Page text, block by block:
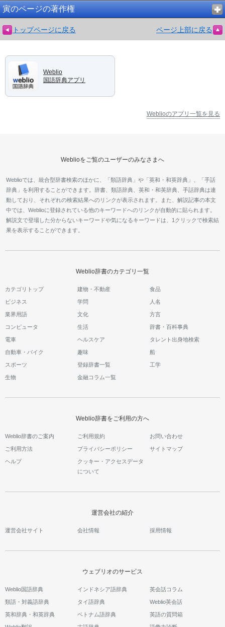
寅のページの著作権
トップページに戻る ページ上部に戻る
Weblio
国語辞典アプリ
Weblioのアプリ一覧を見る
Weblioをご覧のユーザーのみなさまへ
Weblioでは、統合型辞書検索のほかに、「類語辞典」や「英和・和英辞典」、「手話
辞典」を利用することができます。辞書、類語辞典、英和・和英辞典、手話辞典は連
動しており、それぞれの検索結果へのリンクが表示されます。また、解説記事の本文
中では、Weblioに登録されている他のキーワードへのリンクが自動的に貼られます。
解説文で登場した分からないキーワードや気になるキーワードは、1クリックで検索結
果を表示することができます。
Weblio辞書のカテゴリ一覧
カテゴリトップ 建物・不動産 食品
ビジネス 学問 人名
業界用語 文化 方言
コンピュータ 生活 辞書・百科事典
電車 ヘルスケア タレント出身地検索
自動車・バイク 趣味 船
スポーツ 登録辞書一覧 工学
生物 金融コラム一覧
Weblio辞書をご利用の方へ
Weblio辞書のご案内 ご利用規約 お問い合わせ
ご利用方法 プライバシーポリシー サイトマップ
ヘルプ
クッキー・アクセスデータ
について
運営会社の紹介
運営会社サイト 会社情報 採用情報
ウェブリオのサービス
Weblio国語辞典
類語・対義語辞典
英和辞典・和英辞典
インドネシア語辞典
タイ語辞典
ベトナム語辞典
英会話コラム
Weblio英会話
英語の質問箱